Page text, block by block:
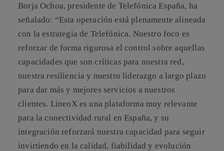
Borja Ochoa, presidente de Telefónica España, ha
señalado: “Esta operación está plenamente alineada
con la estrategia de Telefónica. Nuestro foco es
reforzar de forma rigurosa el control sobre aquellas
capacidades que son críticas para nuestra red,
nuestra resiliencia y nuestro liderazgo a largo plazo
para dar más y mejores servicios a nuestros
clientes. LineoX es una plataforma muy relevante
para la conectividad rural en España, y su
integración reforzará nuestra capacidad para seguir
invirtiendo en la calidad, fiabilidad y evolución